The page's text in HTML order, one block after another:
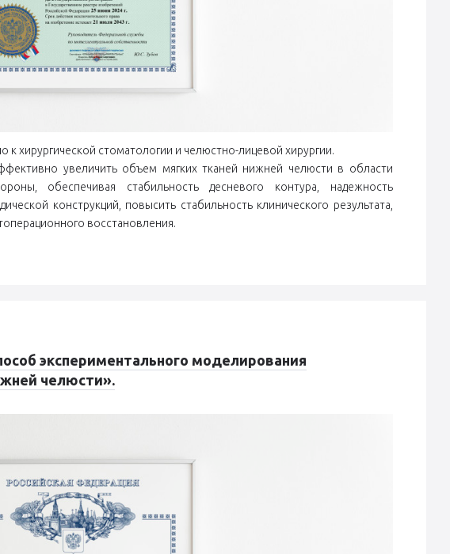
хирургической стоматологии и челюстно-лицевой хирургии.
увеличить объем мягких тканей нижней челюсти в области
обеспечивая стабильность десневого контура, надежность
конструкций, повысить стабильность клинического результата,
восстановления.
экспериментального моделирования
челюсти».